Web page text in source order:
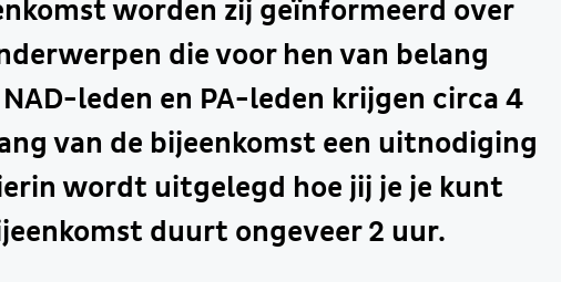
worden zij geïnformeerd over
die voor hen van belang
leden en PA-leden krijgen circa 4
van de bijeenkomst een uitnodiging
wordt uitgelegd hoe jij je je kunt
duurt ongeveer 2 uur.